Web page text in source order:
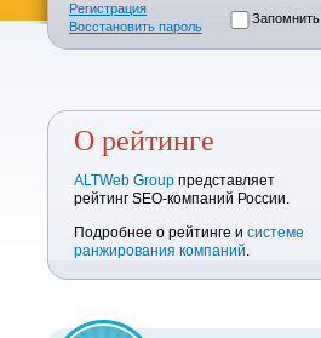
Регистрация
Восстановить пароль
Запомнить
О рейтинге
ALTWeb Group представляет
рейтинг SEO-компаний России.
Подробнее о рейтинге и системе
ранжирования компаний.